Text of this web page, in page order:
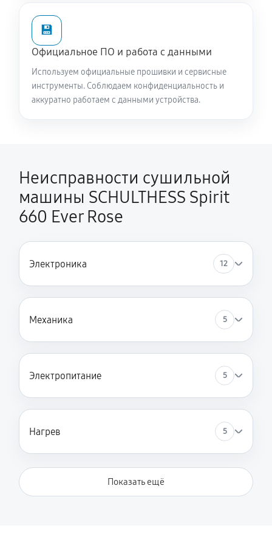
💾
Официальное ПО и работа с данными
Используем официальные прошивки и сервисные
инструменты. Соблюдаем конфиденциальность и
аккуратно работаем с данными устройства.
Неисправности сушильной
машины SCHULTHESS Spirit
660 Ever Rose
Электроника 12
Механика 5
Электропитание 5
Нагрев 5
Показать ещё